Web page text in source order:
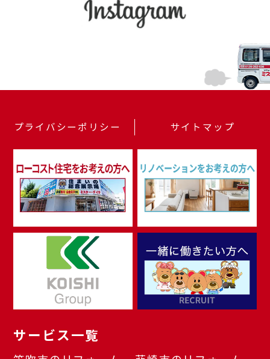
プライバシーポリシー サイトマップ
サービス一覧